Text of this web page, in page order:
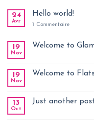
24
Avr
Hello world!
1 Commentaire
19
Nov
Welcome to
19
Nov
Welcome to
13
Oct
Just another